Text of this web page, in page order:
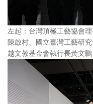
左起：台灣頂極工藝協會
陳啟村、國立臺灣工藝研
越文教基金會執行長黃文